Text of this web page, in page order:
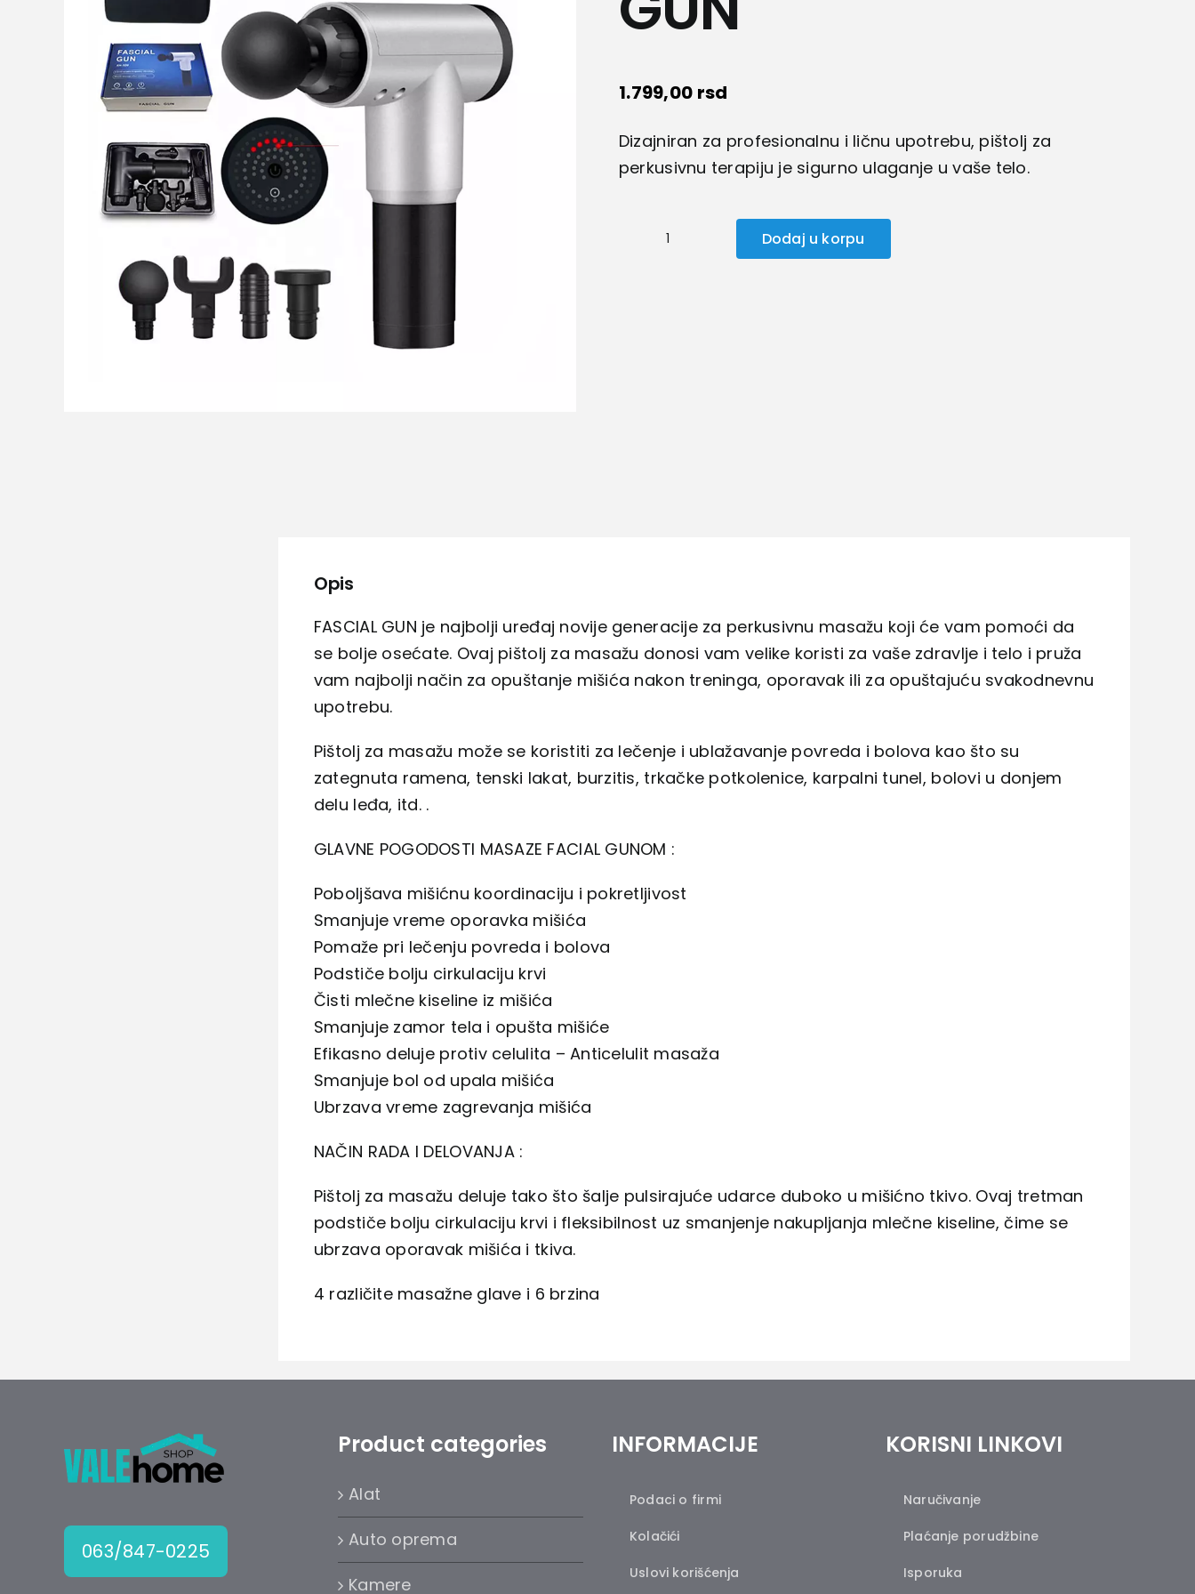
1.799,00 rsd
Dizajniran za profesionalnu i ličnu upotrebu, pištolj za
perkusivnu terapiju je sigurno ulaganje u vaše telo.
Masažer
Dodaj u korpu
Opis
FASCIAL GUN je najbolji uređaj novije generacije za perkusivnu masažu koji će vam pomoći da
se bolje osećate. Ovaj pištolj za masažu donosi vam velike koristi za vaše zdravlje i telo i pruža
vam najbolji način za opuštanje mišića nakon treninga, oporavak ili za opuštajuću svakodnevnu
upotrebu.
Pištolj za masažu može se koristiti za lečenje i ublažavanje povreda i bolova kao što su
zategnuta ramena, tenski lakat, burzitis, trkačke potkolenice, karpalni tunel, bolovi u donjem
delu leđa, itd. .
GLAVNE POGODOSTI MASAZE FACIAL GUNOM :
Poboljšava mišićnu koordinaciju i pokretljivost
Smanjuje vreme oporavka mišića
Pomaže pri lečenju povreda i bolova
Podstiče bolju cirkulaciju krvi
Čisti mlečne kiseline iz mišića
Smanjuje zamor tela i opušta mišiće
Efikasno deluje protiv celulita – Anticelulit masaža
Smanjuje bol od upala mišića
Ubrzava vreme zagrevanja mišića
NAČIN RADA I DELOVANJA :
Pištolj za masažu deluje tako što šalje pulsirajuće udarce duboko u mišićno tkivo. Ovaj tretman
podstiče bolju cirkulaciju krvi i fleksibilnost uz smanjenje nakupljanja mlečne kiseline, čime se
ubrzava oporavak mišića i tkiva.
4 različite masažne glave i 6 brzina
063/847-0225
Product categories
Alat
Auto oprema
Kamere
INFORMACIJE
Podaci o firmi
Kolačići
Uslovi korišćenja
KORISNI LINKOVI
Naručivanje
Plaćanje porudžbine
Isporuka